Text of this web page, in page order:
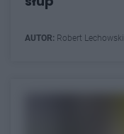
AUTOR: Robert Lechowski